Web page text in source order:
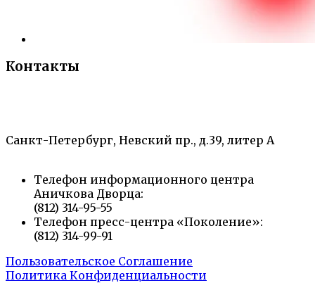
Контакты
Санкт-Петербург, Невский пр., д.39, литер А
Телефон информационного центра
Аничкова Дворца:
(812) 314-95-55
Телефон пресс-центра «Поколение»:
(812) 314-99-91
Пользовательское Соглашение
Политика Конфиденциальности